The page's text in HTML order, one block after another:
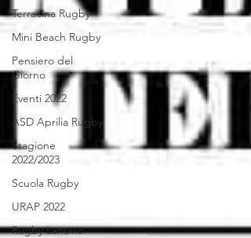
Terracina Rugby
Mini Beach Rugby
Pensiero del
Giorno
Eventi 2022
ASD Aprilia Rugby
Stagione
2022/2023
Scuola Rugby
URAP 2022
Rugby Lanuvio